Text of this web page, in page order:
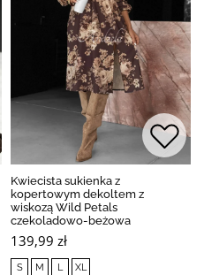
Kwiecista sukienka z
kopertowym dekoltem z
wiskozą Wild Petals
czekoladowo-beżowa
139,99 zł
S M L XL